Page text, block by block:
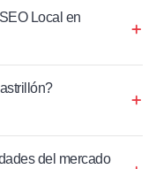
Local en
del mercado